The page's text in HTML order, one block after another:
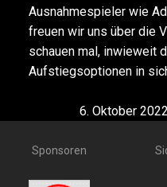
Ausnahmespieler wie
freuen wir uns über die
schauen mal, inwieweit
Aufstiegsoptionen in
6. Oktober
Sponsoren